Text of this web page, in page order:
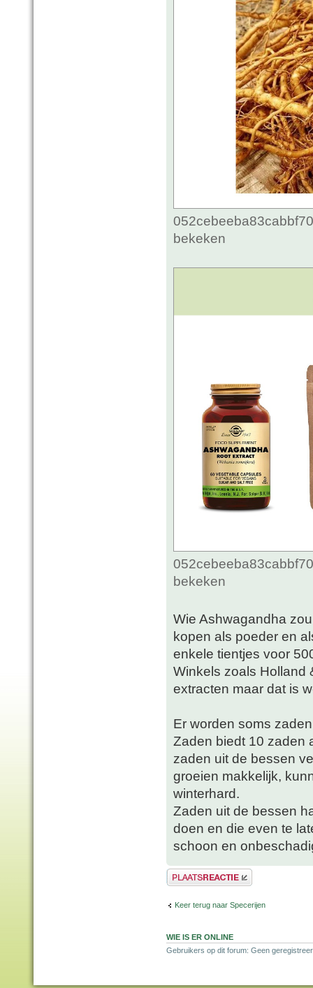
bekeken
bekeken
Wie Ashwagandha
kopen als poeder en
enkele tientjes voor
Winkels zoals Holland
extracten maar dat is
Er worden soms
Zaden biedt 10 zaden
zaden uit de bessen
groeien makkelijk,
winterhard.
Zaden uit de bessen
doen en die even te
schoon en
Plaats een reactie
Keer terug naar Specerijen
WIE IS ER ONLINE
Gebruikers op dit forum: Geen